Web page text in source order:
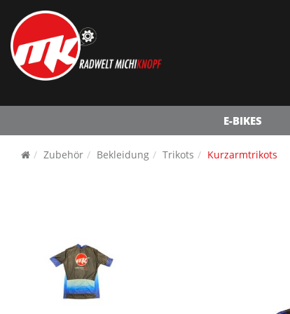
E-BIKES
Zubehör Bekleidung Trikots Kurzarmtrikots